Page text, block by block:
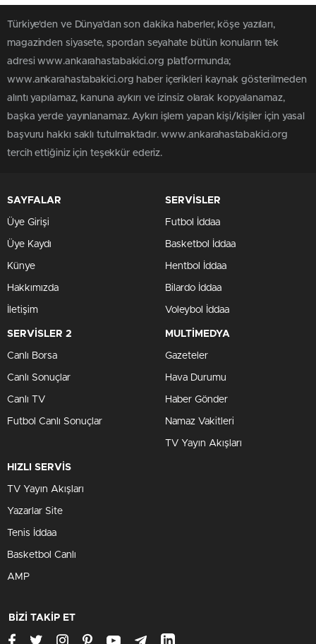
Türkiye'den ve Dünya’dan son dakika haberler, köşe yazıları,
magazinden siyasete, spordan seyahate bütün konuların tek
adresi www.ankarahastabakici.org platformunda;
www.ankarahastabakici.org haber içerikleri kaynak gösterilmeden
alıntı yapılamaz, kanuna aykırı ve izinsiz olarak kopyalanamaz,
başka yerde yayınlanamaz. Aykırı işlem yapan kişi/kişiler için yasal
başvuru hakkı saklı tutulmaktadır. www.ankarahastabakici.org
tercih ettiğiniz için teşekkür ederiz.
SAYFALAR
Üye Girişi
Üye Kaydı
Künye
Hakkımızda
İletişim
SERVİSLER
Futbol İddaa
Basketbol İddaa
Hentbol İddaa
Bilardo İddaa
Voleybol İddaa
SERVİSLER 2
Canlı Borsa
Canlı Sonuçlar
Canlı TV
Futbol Canlı Sonuçlar
MULTİMEDYA
Gazeteler
Hava Durumu
Haber Gönder
Namaz Vakitleri
TV Yayın Akışları
HIZLI SERVİS
TV Yayın Akışları
Yazarlar Site
Tenis İddaa
Basketbol Canlı
AMP
BİZİ TAKİP ET